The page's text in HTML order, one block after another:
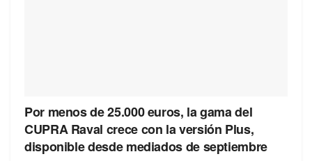
Por menos de 25.000 euros, la gama del
CUPRA Raval crece con la versión Plus,
disponible desde mediados de septiembre